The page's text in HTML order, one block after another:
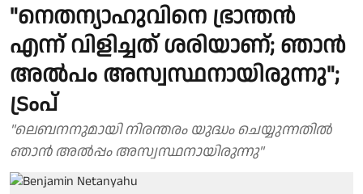
"നെതന്യാഹുവിനെ ഭ്രാന്തന്‍
എന്ന് വിളിച്ചത് ശരിയാണ്; ഞാന്‍
അല്‍പം അസ്വസ്ഥനായിരുന്നു";
ട്രംപ്
"ലെബനനുമായി നിരന്തരം യുദ്ധം ചെയ്യുന്നതില്‍
ഞാന്‍ അല്‍പ്പം അസ്വസ്ഥനായിരുന്നു"